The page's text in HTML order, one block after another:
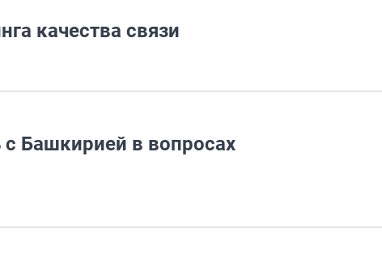
качества связи
Башкирией в вопросах